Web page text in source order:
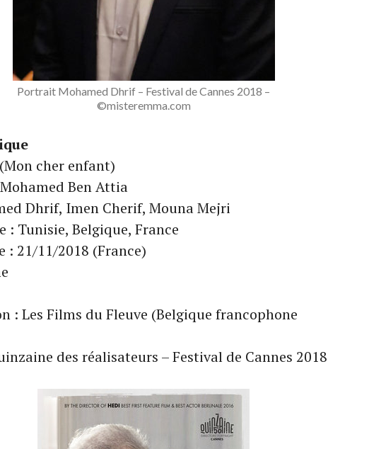
Portrait Mohamed Dhrif – Festival de Cannes 2018 –
©misteremma.com
cher enfant)
Ben Attia
Dhrif, Imen Cherif, Mouna Mejri
: Tunisie, Belgique, France
: 21/11/2018 (France)
: Les Films du Fleuve (Belgique francophone
des réalisateurs – Festival de Cannes 2018